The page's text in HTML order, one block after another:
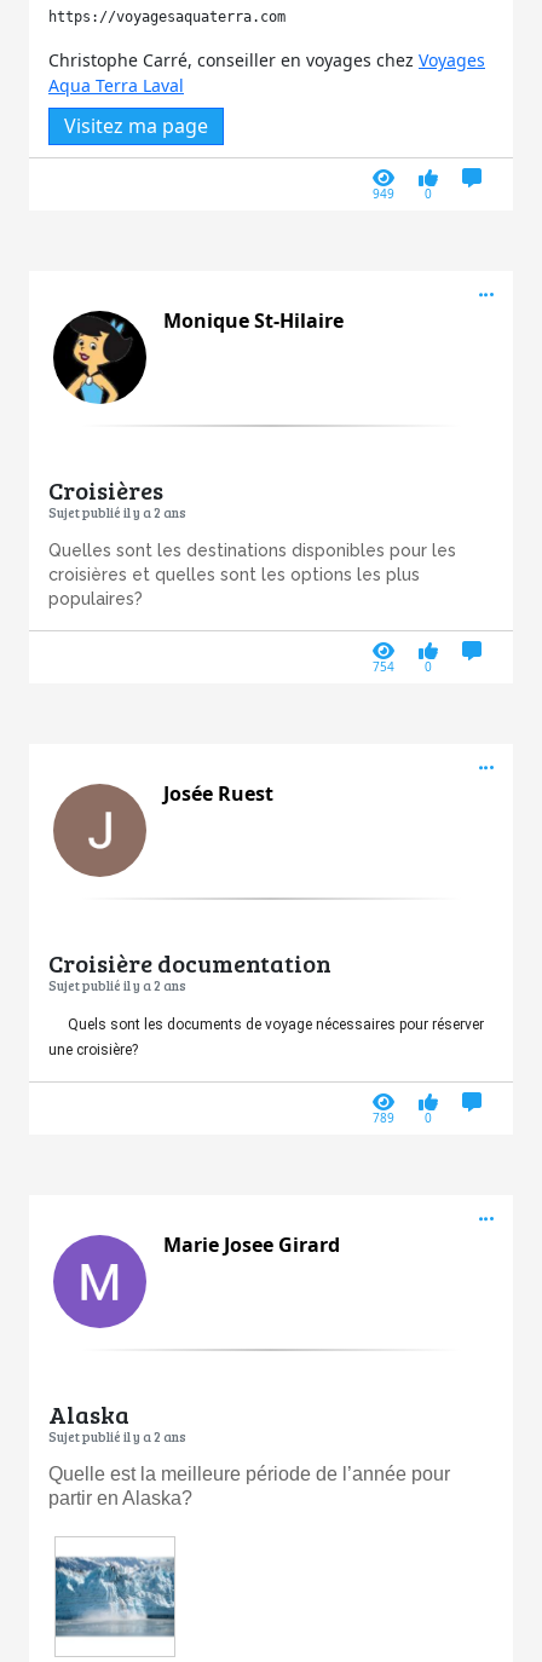
https://voyagesaquaterra.com
Christophe Carré, conseiller en voyages chez Voyages
Aqua Terra Laval
Visitez ma page
949 0
Monique St-Hilaire
Croisières
Sujet publié il y a 2 ans
Quelles sont les destinations disponibles pour les
croisières et quelles sont les options les plus
populaires?
754 0
Josée Ruest
Croisière documentation
Sujet publié il y a 2 ans
Quels sont les documents de voyage nécessaires pour réserver
une croisière?
789 0
Marie Josee Girard
Alaska
Sujet publié il y a 2 ans
Quelle est la meilleure période de l’année pour
partir en Alaska?